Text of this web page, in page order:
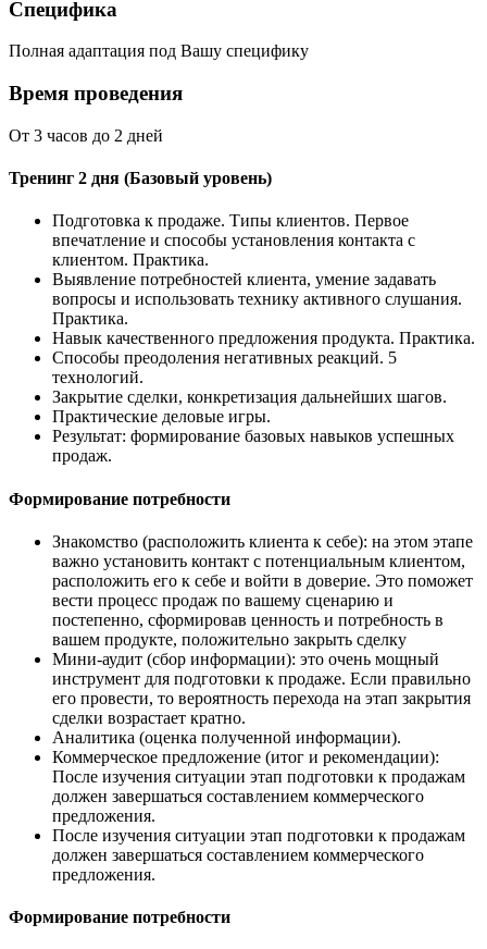
Специфика
Полная адаптация под Вашу специфику
Время проведения
От 3 часов до 2 дней
Тренинг 2 дня (Базовый уровень)
Подготовка к продаже. Типы клиентов. Первое
впечатление и способы установления контакта с
клиентом. Практика.
Выявление потребностей клиента, умение задавать
вопросы и использовать технику активного слушания.
Практика.
Навык качественного предложения продукта. Практика.
Способы преодоления негативных реакций. 5
технологий.
Закрытие сделки, конкретизация дальнейших шагов.
Практические деловые игры.
Результат: формирование базовых навыков успешных
продаж.
Формирование потребности
Знакомство (расположить клиента к себе): на этом этапе
важно установить контакт с потенциальным клиентом,
расположить его к себе и войти в доверие. Это поможет
вести процесс продаж по вашему сценарию и
постепенно, сформировав ценность и потребность в
вашем продукте, положительно закрыть сделку
Мини-аудит (сбор информации): это очень мощный
инструмент для подготовки к продаже. Если правильно
его провести, то вероятность перехода на этап закрытия
сделки возрастает кратно.
Аналитика (оценка полученной информации).
Коммерческое предложение (итог и рекомендации):
После изучения ситуации этап подготовки к продажам
должен завершаться составлением коммерческого
предложения.
После изучения ситуации этап подготовки к продажам
должен завершаться составлением коммерческого
предложения.
Формирование потребности